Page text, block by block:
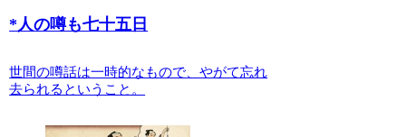
*人の噂も七十五日
世間の噂話は一時的なもので、やがて忘れ
去られるということ。